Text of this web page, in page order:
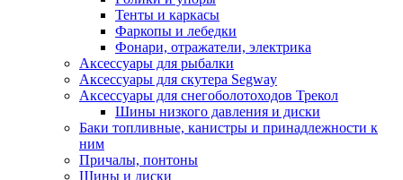
Тенты и каркасы
Фаркопы и лебедки
Фонари, отражатели, электрика
Аксессуары для рыбалки
Аксессуары для скутера Segway
Аксессуары для снегоболотоходов Трекол
Шины низкого давления и диски
Баки топливные, канистры и принадлежности к
ним
Причалы, понтоны
Шины и диски